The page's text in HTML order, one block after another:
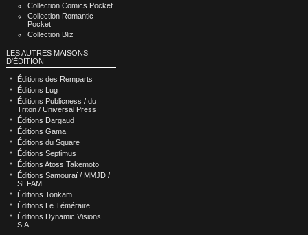
Collection Comics Pocket
Collection Romantic
Pocket
Collection Bliz
LES AUTRES MAISONS
D'ÉDITION
Éditions des Remparts
Éditions Lug
Éditions Publicness / du
Triton / Universal Press
Éditions Dargaud
Éditions Gama
Éditions du Square
Éditions Septimus
Éditions Atoss Takemoto
Éditions Samouraï / MMJD /
SEFAM
Éditions Tonkam
Éditions Le Téméraire
Éditions Dynamic Visions
S.A.